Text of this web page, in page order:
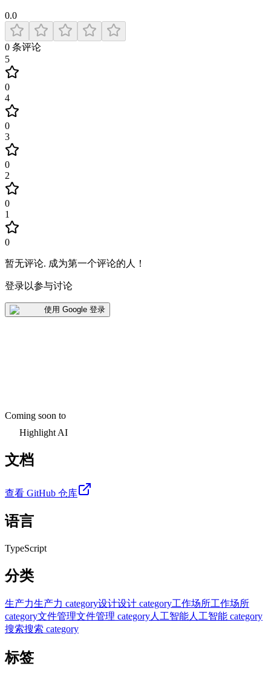
0.0
0 条评论
5
0
4
0
3
0
2
0
1
0
暂无评论. 成为第一个评论的人！
登录以参与讨论
使用 Google 登录
Coming soon to
Highlight AI
文档
查看 GitHub 仓库
语言
TypeScript
分类
生产力生产力 category设计设计 category工作场所工作场所
category文件管理文件管理 category人工智能人工智能 category
搜索搜索 category
标签